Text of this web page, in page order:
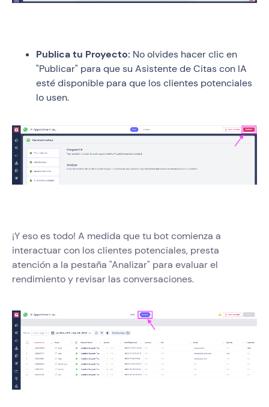
Publica tu Proyecto: No olvides hacer clic en
"Publicar" para que su Asistente de Citas con IA
esté disponible para que los clientes potenciales
lo usen.
¡Y eso es todo! A medida que tu bot comienza a
interactuar con los clientes potenciales, presta
atención a la pestaña "Analizar" para evaluar el
rendimiento y revisar las conversaciones.